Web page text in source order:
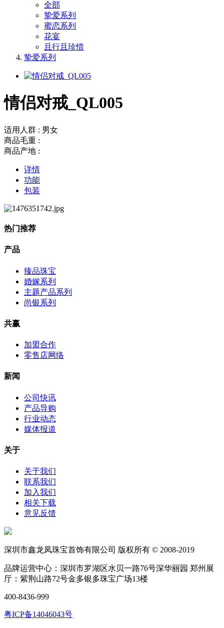
全部
挚爱系列
蜜恋系列
花宴
且行且珍惜
挚爱系列
情侣对戒_QL005
适用人群 : 男女
商品毛重 :
商品产地 :
详情
功能
包装
热门推荐
产品
臻品珠宝
婚嫁系列
主题产品系列
尚银系列
共赢
加盟合作
零售店网络
新闻
公司快讯
产品导购
行业动态
媒体报道
关于
关于我们
联系我们
加入我们
相关下载
意见反馈
深圳市鑫龙凤珠宝首饰有限公司 版权所有 © 2008-2019
品牌运营中心：深圳市罗湖区水贝一路76号深华丽园 郑州展
厅：紫荆山路72号金多银多珠宝广场13楼
400-8436-999
粤ICP备14046043号